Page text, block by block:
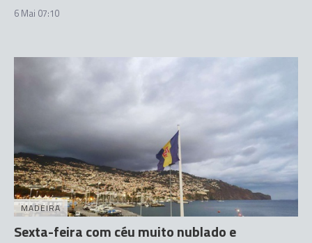
6 Mai 07:10
MADEIRA
Sexta-feira com céu muito nublado e